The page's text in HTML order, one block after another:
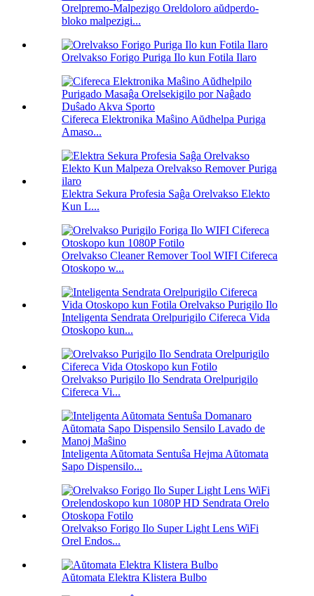
Orelpremo-Malpezigo Oreldoloro aŭdperdo-
bloko malpezigi...
Orelvakso Forigo Puriga Ilo kun Fotila Ilaro
Cifereca Elektronika Maŝino Aŭdhelpa Puriga
Amaso...
Elektra Sekura Profesia Saĝa Orelvakso Elekto
Kun L...
Orelvakso Cleaner Remover Tool WIFI Cifereca
Otoskopo w...
Inteligenta Sendrata Orelpurigilo Cifereca Vida
Otoskopo kun...
Orelvakso Purigilo Ilo Sendrata Orelpurigilo
Cifereca Vi...
Inteligenta Aŭtomata Sentuŝa Hejma Aŭtomata
Sapo Dispensilo...
Orelvakso Forigo Ilo Super Light Lens WiFi
Orel Endos...
Aŭtomata Elektra Klistera Bulbo